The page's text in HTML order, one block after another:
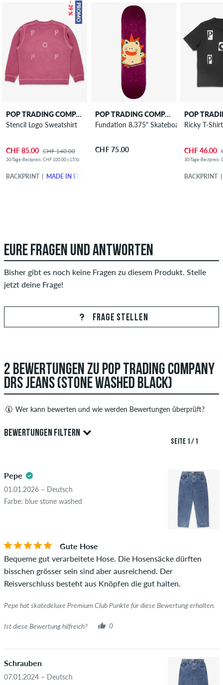
PROMO
– 39 %
POP TRADING COMPANY
Stencil Logo Sweatshirt
CHF 85.00 CHF 140.00
30-Tage-Bestpreis: CHF 100.00 (-15%)
BACKPRINT MADE IN EUROPE
POP TRADING COMPANY
Fundation 8.375" Skateboard Deck
CHF 75.00
Ricky T-Shirt
CHF 46.00
30-Tage-Bestpreis:
BACKPRINT
EURE FRAGEN UND ANTWORTEN
Bisher gibt es noch keine Fragen zu diesem Produkt. Stelle
jetzt deine Frage!
FRAGE STELLEN
2 BEWERTUNGEN ZU POP TRADING COMPANY
DRS JEANS (STONE WASHED BLACK)
Wer kann bewerten und wie werden Bewertungen überprüft?
Bewertungen abgeben. Diese werden erst nach unserer
beleidigenden oder obszönen Inhalten sowie Bewertungen,
die geltendes Recht oder Urheberrechte verletzen oder Spam
und Fremdwerbung enthalten, werden nicht veröffentlicht.
Die Sternebewertung des Artikels ist der Durchschnitt aller
Ob die Bewertung von einer Person stammt, die diesen
Artikel wirklich gekauft hat, erkennst du am grünen Haken
neben dem Namen mit dem Zusatz "Verifizierter Kauf". Bei
diesen Personen wurde der Kauf anhand ihrer Bestellungen
leider nicht garantieren, dass die Personen den Artikel
wirklich besitzen oder besessen haben.
BEWERTUNGEN FILTERN
5.0
SEITE 1 / 1
Pepe
01.01.2026 – Deutsch
Farbe: blue stone washed
Gute Hose
Bequeme gut verarbeitete Hose. Die Hosensäcke dürften
bisschen grösser sein sind aber ausreichend. Der
Reisverschluss besteht aus Knöpfen die gut halten.
Pepe hat skatedeluxe Premium Club Punkte für diese Bewertung erhalten.
Ist diese Bewertung hilfreich? 0
Schrauben
07.01.2024 – Deutsch